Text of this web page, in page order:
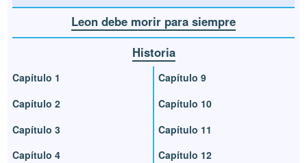
Leon debe morir para siempre
Historia
Capítulo 1
Capítulo 2
Capítulo 3
Capítulo 4
Capítulo 9
Capítulo 10
Capítulo 11
Capítulo 12